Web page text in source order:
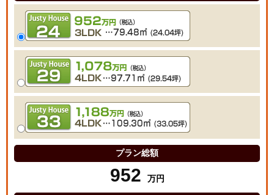
プラン総額
952 万円